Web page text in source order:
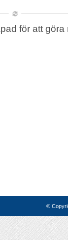
för att göra
©